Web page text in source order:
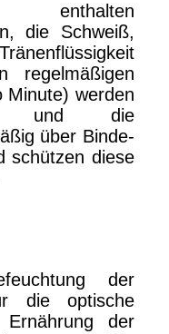
enthalten
die Schweiß,
regelmäßigen
Minute) werden
und die
über Binde-
schützen diese
der
die optische
der